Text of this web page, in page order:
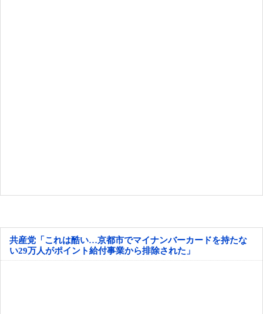
共産党「これは酷い…京都市でマイナンバーカードを持たな
い29万人がポイント給付事業から排除された」